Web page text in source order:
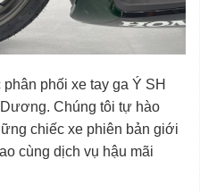
phân phối xe tay ga Ý SH
. Chúng tôi tự hào
chiếc xe phiên bản giới
cùng dịch vụ hậu mãi